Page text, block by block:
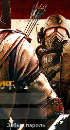
Забыл пароль